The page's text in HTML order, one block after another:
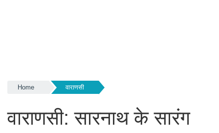
Home वाराणसी
वाराणसी: सारनाथ के सारंग